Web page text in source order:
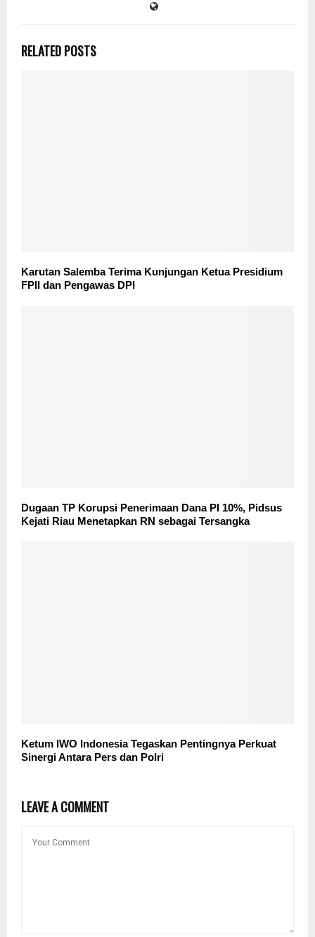
RELATED POSTS
Karutan Salemba Terima Kunjungan Ketua Presidium
FPII dan Pengawas DPI
Dugaan TP Korupsi Penerimaan Dana PI 10%, Pidsus
Kejati Riau Menetapkan RN sebagai Tersangka
Ketum IWO Indonesia Tegaskan Pentingnya Perkuat
Sinergi Antara Pers dan Polri
LEAVE A COMMENT